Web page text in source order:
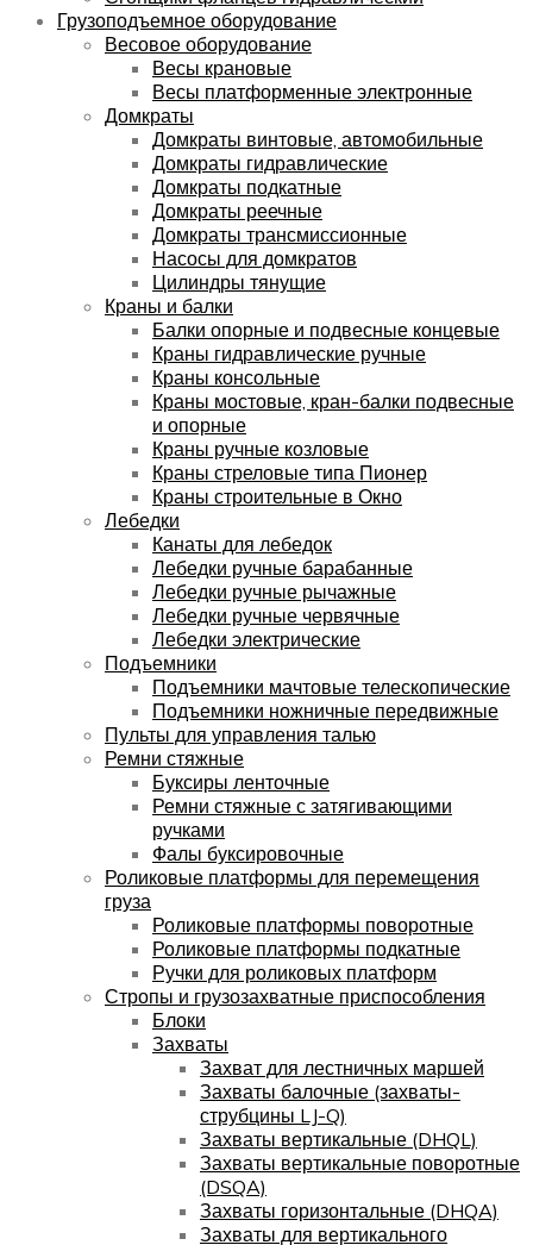
Грузоподъемное оборудование
Весовое оборудование
Весы крановые
Весы платформенные электронные
Домкраты
Домкраты винтовые, автомобильные
Домкраты гидравлические
Домкраты подкатные
Домкраты реечные
Домкраты трансмиссионные
Насосы для домкратов
Цилиндры тянущие
Краны и балки
Балки опорные и подвесные концевые
Краны гидравлические ручные
Краны консольные
Краны мостовые, кран-балки подвесные
и опорные
Краны ручные козловые
Краны стреловые типа Пионер
Краны строительные в Окно
Лебедки
Канаты для лебедок
Лебедки ручные барабанные
Лебедки ручные рычажные
Лебедки ручные червячные
Лебедки электрические
Подъемники
Подъемники мачтовые телескопические
Подъемники ножничные передвижные
Пульты для управления талью
Ремни стяжные
Буксиры ленточные
Ремни стяжные с затягивающими
ручками
Фалы буксировочные
Роликовые платформы для перемещения
груза
Роликовые платформы поворотные
Роликовые платформы подкатные
Ручки для роликовых платформ
Стропы и грузозахватные приспособления
Блоки
Захваты
Захват для лестничных маршей
Захваты балочные (захваты-
струбцины LJ-Q)
Захваты вертикальные (DHQL)
Захваты вертикальные поворотные
(DSQA)
Захваты горизонтальные (DHQA)
Захваты для вертикального